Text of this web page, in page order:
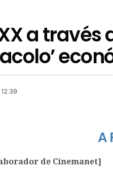
a
A
de Cinemanet]